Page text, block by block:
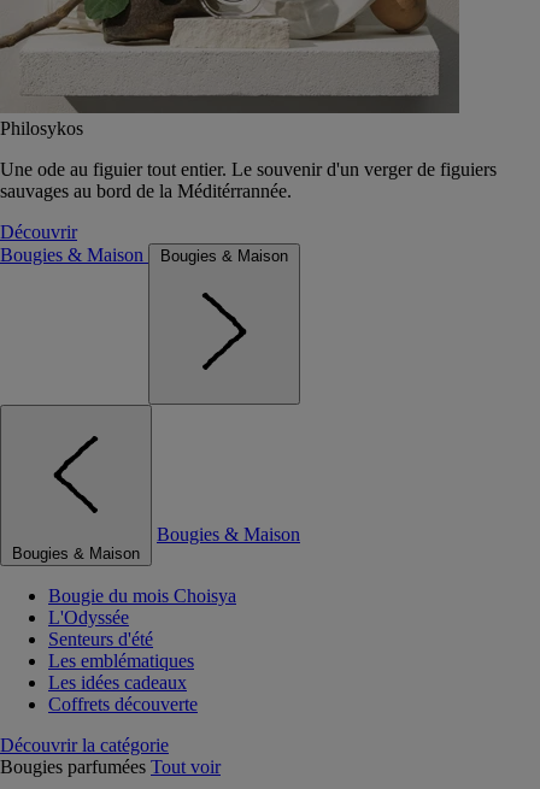
Philosykos
Une ode au figuier tout entier. Le souvenir d'un verger de figuiers
sauvages au bord de la Méditérrannée.
Découvrir
Bougies & Maison
Bougies & Maison
Bougies & Maison
Bougies & Maison
Bougie du mois Choisya
L'Odyssée
Senteurs d'été
Les emblématiques
Les idées cadeaux
Coffrets découverte
Découvrir la catégorie
Bougies parfumées Tout voir